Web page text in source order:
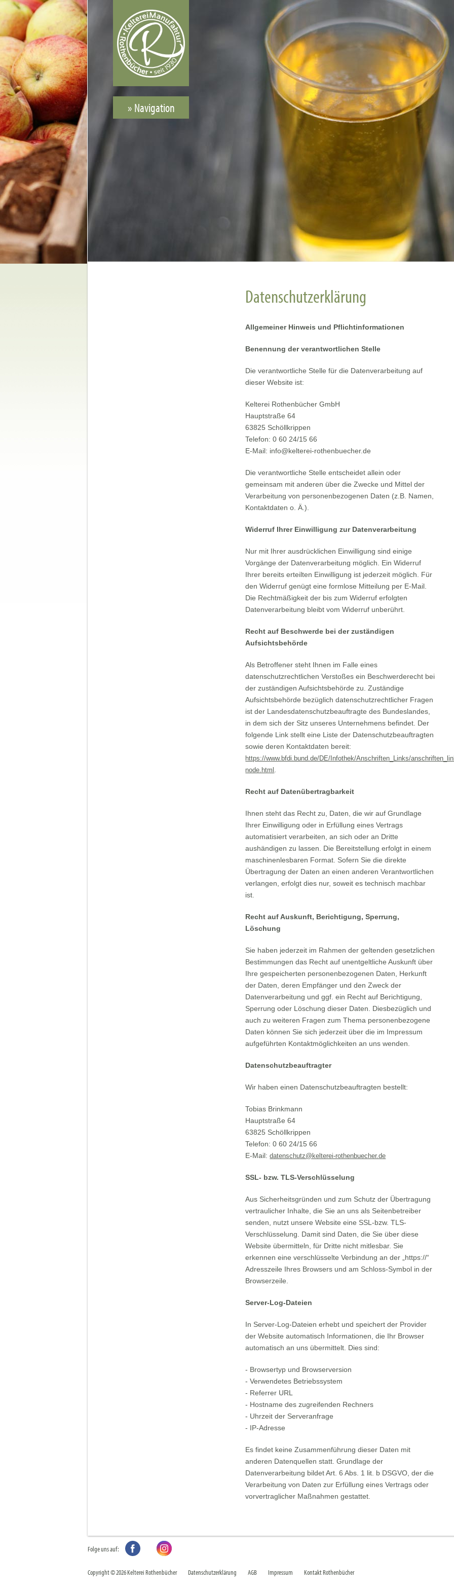
» Navigation
Datenschutzerklärung
Allgemeiner Hinweis und Pflichtinformationen
Benennung der verantwortlichen Stelle
Die verantwortliche Stelle für die Datenverarbeitung auf
dieser Website ist:
Kelterei Rothenbücher GmbH
Hauptstraße 64
63825 Schöllkrippen
Telefon: 0 60 24/15 66
E-Mail: info@kelterei-rothenbuecher.de
Die verantwortliche Stelle entscheidet allein oder
gemeinsam mit anderen über die Zwecke und Mittel der
Verarbeitung von personenbezogenen Daten (z.B. Namen,
Kontaktdaten o. Ä.).
Widerruf Ihrer Einwilligung zur Datenverarbeitung
Nur mit Ihrer ausdrücklichen Einwilligung sind einige
Vorgänge der Datenverarbeitung möglich. Ein Widerruf
Ihrer bereits erteilten Einwilligung ist jederzeit möglich. Für
den Widerruf genügt eine formlose Mitteilung per E-Mail.
Die Rechtmäßigkeit der bis zum Widerruf erfolgten
Datenverarbeitung bleibt vom Widerruf unberührt.
Recht auf Beschwerde bei der zuständigen
Aufsichtsbehörde
Als Betroffener steht Ihnen im Falle eines
datenschutzrechtlichen Verstoßes ein Beschwerderecht bei
der zuständigen Aufsichtsbehörde zu. Zuständige
Aufsichtsbehörde bezüglich datenschutzrechtlicher Fragen
ist der Landesdatenschutzbeauftragte des Bundeslandes,
in dem sich der Sitz unseres Unternehmens befindet. Der
folgende Link stellt eine Liste der Datenschutzbeauftragten
sowie deren Kontaktdaten bereit:
https://www.bfdi.bund.de/DE/Infothek/Anschriften_Links/
node.html
Recht auf Datenübertragbarkeit
Ihnen steht das Recht zu, Daten, die wir auf Grundlage
Ihrer Einwilligung oder in Erfüllung eines Vertrags
automatisiert verarbeiten, an sich oder an Dritte
aushändigen zu lassen. Die Bereitstellung erfolgt in einem
maschinenlesbaren Format. Sofern Sie die direkte
Übertragung der Daten an einen anderen Verantwortlichen
verlangen, erfolgt dies nur, soweit es technisch machbar
ist.
Recht auf Auskunft, Berichtigung, Sperrung,
Löschung
Sie haben jederzeit im Rahmen der geltenden gesetzlichen
Bestimmungen das Recht auf unentgeltliche Auskunft über
Ihre gespeicherten personenbezogenen Daten, Herkunft
der Daten, deren Empfänger und den Zweck der
Datenverarbeitung und ggf. ein Recht auf Berichtigung,
Sperrung oder Löschung dieser Daten. Diesbezüglich und
auch zu weiteren Fragen zum Thema personenbezogene
Daten können Sie sich jederzeit über die im Impressum
aufgeführten Kontaktmöglichkeiten an uns wenden.
Datenschutzbeauftragter
Wir haben einen Datenschutzbeauftragten bestellt:
Tobias Brinkmann
Hauptstraße 64
63825 Schöllkrippen
Telefon: 0 60 24/15 66
E-Mail:datenschutz@kelterei-rothenbuecher.de
SSL- bzw. TLS-Verschlüsselung
Aus Sicherheitsgründen und zum Schutz der Übertragung
vertraulicher Inhalte, die Sie an uns als Seitenbetreiber
senden, nutzt unsere Website eine SSL-bzw. TLS-
Verschlüsselung. Damit sind Daten, die Sie über diese
Website übermitteln, für Dritte nicht mitlesbar. Sie
erkennen eine verschlüsselte Verbindung an der „https://“
Adresszeile Ihres Browsers und am Schloss-Symbol in der
Browserzeile.
Server-Log-Dateien
In Server-Log-Dateien erhebt und speichert der Provider
der Website automatisch Informationen, die Ihr Browser
automatisch an uns übermittelt. Dies sind:
- Browsertyp und Browserversion
- Verwendetes Betriebssystem
- Referrer URL
- Hostname des zugreifenden Rechners
- Uhrzeit der Serveranfrage
- IP-Adresse
Es findet keine Zusammenführung dieser Daten mit
anderen Datenquellen statt. Grundlage der
Datenverarbeitung bildet Art. 6 Abs. 1 lit. b DSGVO, der die
Verarbeitung von Daten zur Erfüllung eines Vertrags oder
vorvertraglicher Maßnahmen gestattet.
Folge uns auf:
Copyright © 2026 Kelterei Rothenbücher Datenschutzerklärung AGB Impressum Kontakt Rothenbücher